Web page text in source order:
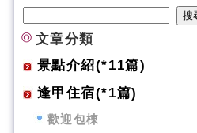
文章分類
景點介紹(*11篇)
逢甲住宿(*1篇)
歡迎包棟